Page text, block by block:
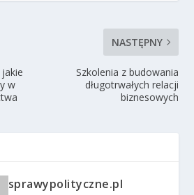
w
NASTĘPNY
Szkolenia z budowania
długotrwałych relacji
biznesowych
sprawypolityczne.pl